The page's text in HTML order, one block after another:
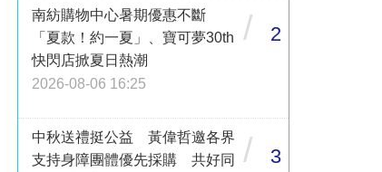
南紡購物中心暑期優惠不斷
「夏款！約一夏」、寶可夢30th
快閃店掀夏日熱潮
2026-08-06 16:25
/ 2
中秋送禮挺公益 黃偉哲邀各界
支持身障團體優先採購 共好同
/ 3